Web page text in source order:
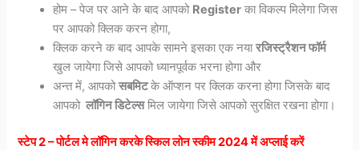
होम – पेज पर आने के बाद आपको Register का विकल्प मिलेगा जिस
पर आपको क्लिक करन होगा,
क्लिक करने क बाद आपके सामने इसका एक नयारजिस्ट्रैशन फॉर्म
खुल जायेगा जिसे आपको ध्यानपूर्वक भरना होगा और
अन्त में, आपकोसबमिटके ऑप्शन पर क्लिक करना होगा जिसके बाद
आपको लॉगिन डिटेल्समिल जायेगा जिसे आपको सुरक्षित रखना होगा।
स्टेप 2 – पोर्टल मे लॉगिन करके स्किल लोन स्कीम 2024 में अप्लाई करें